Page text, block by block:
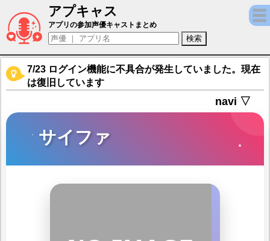
アプキャス
サイファ（声優：五十嵐裕美)【ワールドフ
アプリの参加声優キャストまとめ
7/23 ログイン機能に不具合が発生していました。現在
は復旧しています
navi ▽
サイファ